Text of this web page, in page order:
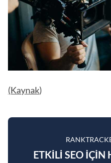
(Kaynak)
ETKILI SEO IÇIN